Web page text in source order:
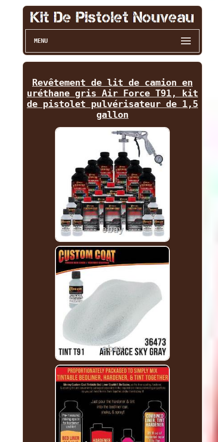
MENU
Revêtement de lit de camion en
uréthane gris Air Force T91, kit
de pistolet pulvérisateur de 1,5
gallon